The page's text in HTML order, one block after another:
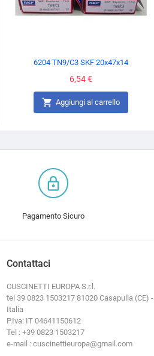
6204 TN9/C3 SKF 20x47x14
Prezzo
6,54 €
 Aggiungi al carrello
lock_outline
Pagamento Sicuro
Contattaci
CUSCINETTI EUROPA S.r.l.
tel 39 0823 1503217 81020 Casapulla (CE) -
Italia
P.Iva: IT 04641150612
Tel : +39 0823 1503217
e-mail : cuscinettieuropa@gmail.com